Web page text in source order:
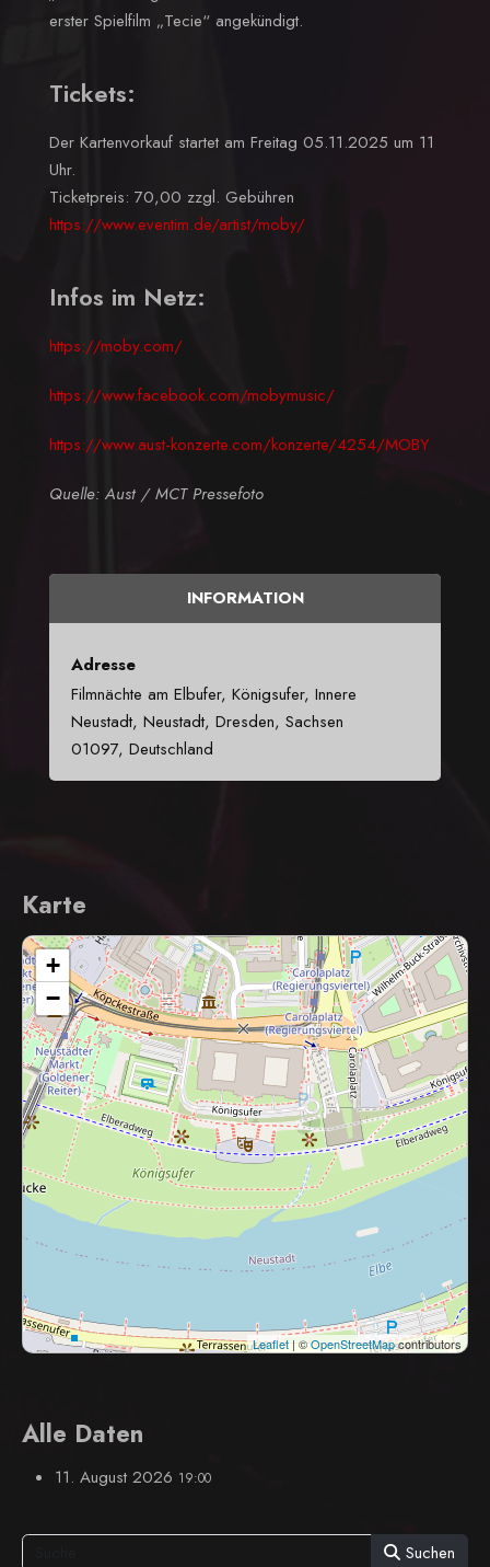
erster Spielfilm „Tecie“ angekündigt.
Tickets:
Der Kartenvorkauf startet am Freitag 05.11.2025 um 11
Uhr.
Ticketpreis: 70,00 zzgl. Gebühren
https://www.eventim.de/artist/moby/
Infos im Netz:
https://moby.com/
https://www.facebook.com/mobymusic/
https://www.aust-konzerte.com/konzerte/4254/MOBY
Quelle: Aust / MCT Pressefoto
INFORMATION
Adresse
Filmnächte am Elbufer, Königsufer, Innere
Neustadt, Neustadt, Dresden, Sachsen
01097, Deutschland
Karte
+
−
Leaflet| ©OpenStreetMapcontributors
Alle Daten
11. August 2026 19:00
Suchen